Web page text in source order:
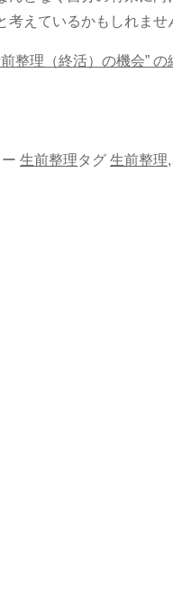
えているかもしれませ
整理（終活）の機会” の
生前整理タグ 生前整理,